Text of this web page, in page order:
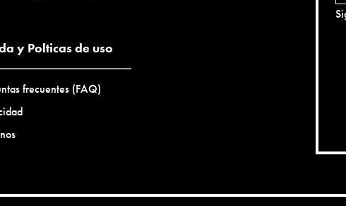
y Polticas de uso
frecuentes (FAQ)